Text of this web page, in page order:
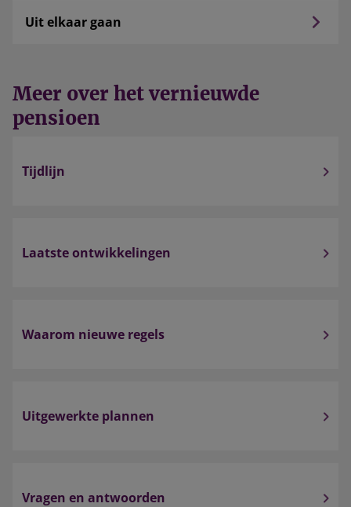
Uit elkaar gaan
Meer over het vernieuwde
pensioen
Tijdlijn
Laatste ontwikkelingen
Waarom nieuwe regels
Uitgewerkte plannen
Vragen en antwoorden